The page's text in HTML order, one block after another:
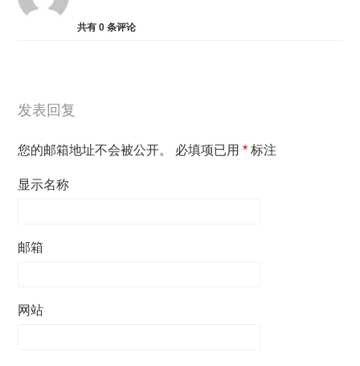
共有0 条评论
发表回复
您的邮箱地址不会被公开。 必填项已用* 标注
显示名称
邮箱
网站